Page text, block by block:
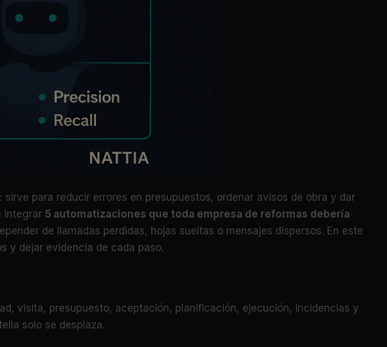
para reducir errores en presupuestos, ordenar avisos de obra y dar
integrar 5 automatizaciones que toda empresa de reformas debería
de llamadas perdidas, hojas sueltas o mensajes dispersos. En este
y dejar evidencia de cada paso.
visita, presupuesto, aceptación, planificación, ejecución, incidencias y
solo se desplaza.